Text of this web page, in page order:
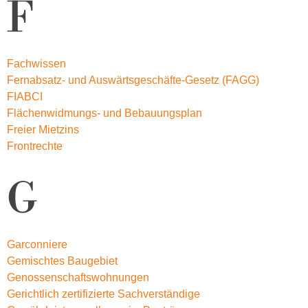
F
Fachwissen
Fernabsatz- und Auswärtsgeschäfte-Gesetz (FAGG)
FIABCI
Flächenwidmungs- und Bebauungsplan
Freier Mietzins
Frontrechte
G
Garconniere
Gemischtes Baugebiet
Genossenschaftswohnungen
Gerichtlich zertifizierte Sachverständige